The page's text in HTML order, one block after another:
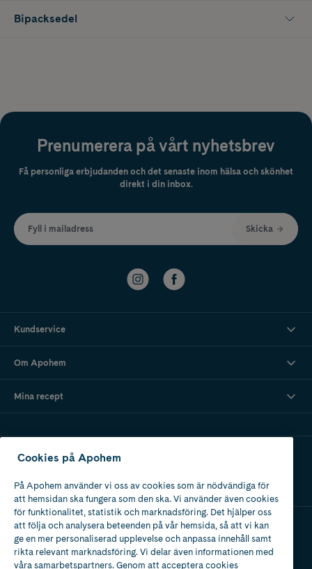
Bipacksedel
Prenumerera på vårt nyhetsbrev
Få personliga erbjudanden och det senaste inom hälsa och skönhet
direkt i din inbox.
Fyll i mailadress Skicka
Kundservice
Om Apohem
Mina recept
Ladda ner vår app
Apotek med tillstånd
av Läkemedelsverket
Cookies på Apohem
På Apohem använder vi oss av cookies som är nödvändiga för
att hemsidan ska fungera som den ska. Vi använder även cookies
för funktionalitet, statistik och marknadsföring. Det hjälper oss
att följa och analysera beteenden på vår hemsida, så att vi kan
ge en mer personaliserad upplevelse och anpassa innehåll samt
rikta relevant marknadsföring. Vi delar även informationen med
våra samarbetspartners. Genom att acceptera cookies